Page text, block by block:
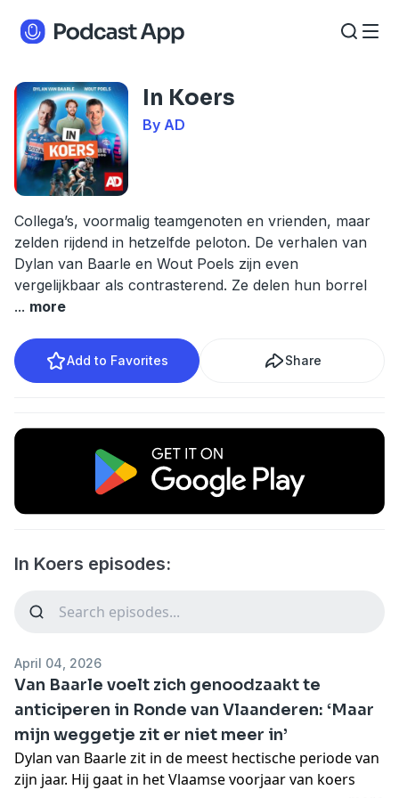
In Koers
By AD
Collega’s, voormalig teamgenoten en vrienden, maar
zelden rijdend in hetzelfde peloton. De verhalen van
Dylan van Baarle en Wout Poels zijn even
vergelijkbaar als contrasterend. Ze delen hun borrel
... more
Add to Favorites Share
In Koers episodes:
April 04, 2026
Van Baarle voelt zich genoodzaakt te
anticiperen in Ronde van Vlaanderen: ‘Maar
mijn weggetje zit er niet meer in’
Dylan van Baarle zit in de meest hectische periode van
zijn jaar. Hij gaat in het Vlaamse voorjaar van koers